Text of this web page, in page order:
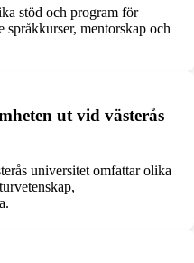
stöd och program för
mentorskap och
ut vid västerås
universitet omfattar olika